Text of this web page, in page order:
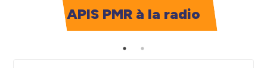
APIS PMR à la radio